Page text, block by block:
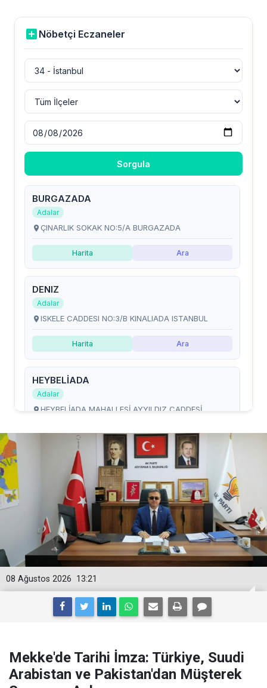
13:21
08 Ağustos 2026
Mekke'de Tarihi İmza: Türkiye, Suudi
Arabistan ve Pakistan'dan Müşterek